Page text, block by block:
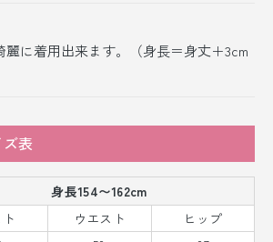
麗に着用出来ます。（身長＝身丈＋3cm
表
身長154〜162cm
ウエスト
ヒップ